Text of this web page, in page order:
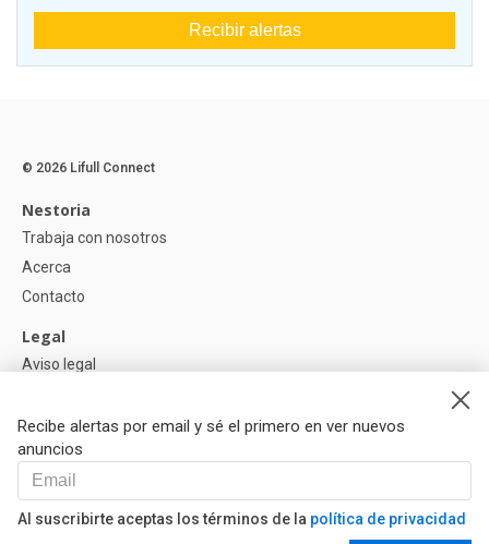
Recibir alertas
Recibe alertas por email y sé el primero en ver nuevos
anuncios
Al suscribirte aceptas los términos de la política de privacidad
© 2026 Lifull Connect
Nestoria
Trabaja con nosotros
Acerca
Contacto
Legal
Aviso legal
Política de Cookies
Ayuda
Preguntas
Nuestros Partners